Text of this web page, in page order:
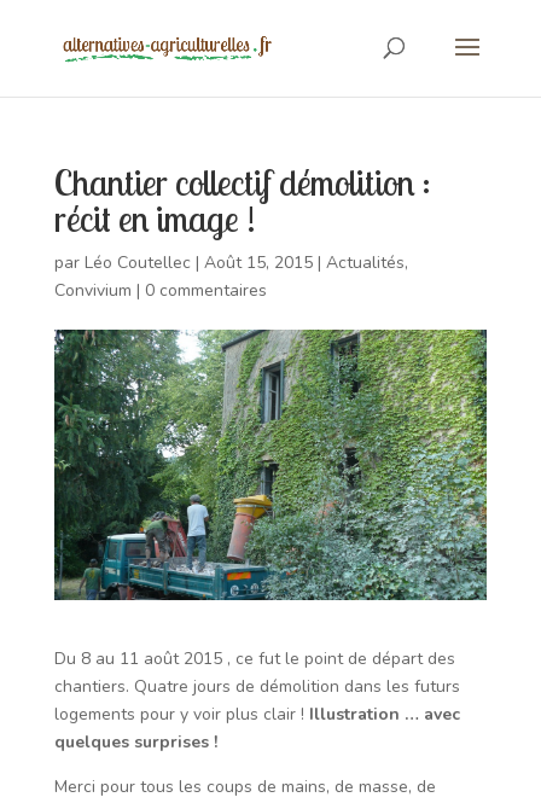
Chantier collectif démolition :
récit en image !
par Léo Coutellec | Août 15, 2015| Actualités,
Convivium | 0 commentaires
Du 8 au 11 août 2015 , ce fut le point de départ des
chantiers. Quatre jours de démolition dans les futurs
logements pour y voir plus clair ! Illustration … avec
quelques surprises !
Merci pour tous les coups de mains, de masse, de